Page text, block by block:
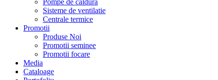
Pompe de caldura
Sisteme de ventilatie
Centrale termice
Promotii
Produse Noi
Promotii seminee
Promotii focare
Media
Cataloage